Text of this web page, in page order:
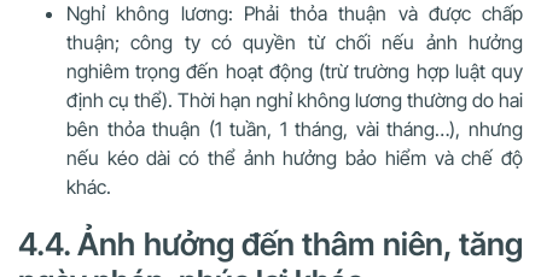
Nghỉ không lương: Phải thỏa thuận và được chấp
thuận; công ty có quyền từ chối nếu ảnh hưởng
nghiêm trọng đến hoạt động (trừ trường hợp luật quy
định cụ thể). Thời hạn nghỉ không lương thường do hai
bên thỏa thuận (1 tuần, 1 tháng, vài tháng…), nhưng
nếu kéo dài có thể ảnh hưởng bảo hiểm và chế độ
khác.
4.4. Ảnh hưởng đến thâm niên, tăng